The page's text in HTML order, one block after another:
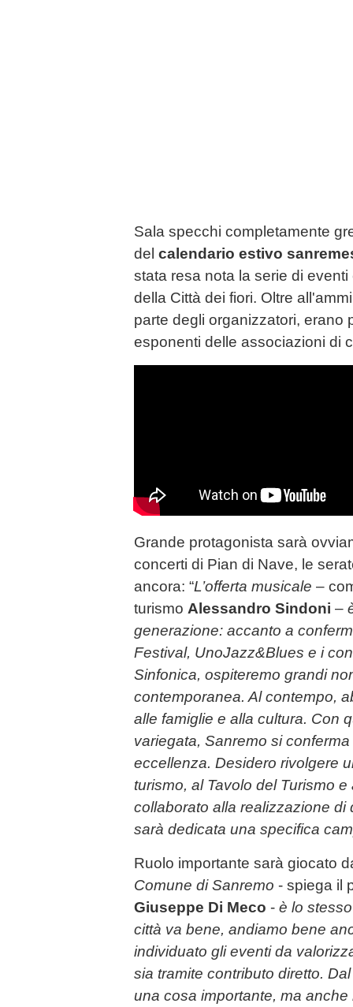
Sala specchi completamente
del calendario estivo
stata resa nota la serie di
della Città dei fiori. Oltre
parte degli organizzatori, erano
esponenti delle associazioni di
Grande protagonista sarà
concerti di Pian di Nave, le
ancora: “L’offerta musicale –
turismo Alessandro Sindoni –
generazione: accanto a
Festival, UnoJazz&Blues e i
Sinfonica, ospiteremo grandi
contemporanea. Al contempo,
alle famiglie e alla cultura. Con
variegata, Sanremo si
eccellenza. Desidero rivolgere
turismo, al Tavolo del Turismo
collaborato alla realizzazione di
sarà dedicata una specifica
Ruolo importante sarà giocato
Comune di Sanremo - spiega il
Giuseppe Di Meco - è lo
città va bene, andiamo bene
individuato gli eventi da
sia tramite contributo diretto.
una cosa importante, ma